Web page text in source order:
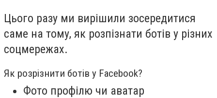
Цього разу ми вирішили зосередитися
саме на тому, як розпізнати ботів у різних
соцмережах.
Як розрізнити ботів у Facebook?
Фото профілю чи аватар